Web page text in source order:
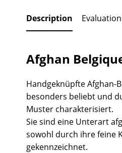
Description
Afghan
Handgeknüpfte Afghan-
besonders beliebt und
Muster charakterisiert.
Sie sind eine Unterart
sowohl durch ihre feine
gekennzeichnet.